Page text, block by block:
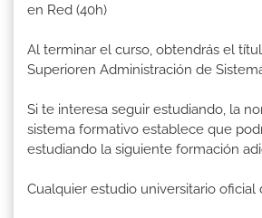
en Red (40h)
Al terminar el curso, obtendrás el
Superioren Administración de
Si te interesa seguir estudiando, la
sistema formativo establece que
estudiando la siguiente formación
Cualquier estudio universitario oficial